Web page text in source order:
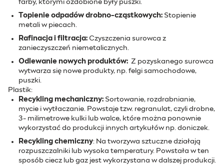
farby, którymi ozdobione były puszki.
Topienie odpadów drobno-cząstkowych: Stopienie
metali w piecach.
Rafinacja i filtracja: Czyszczenia surowca z
zanieczyszczeń niemetalicznych.
Odlewanie nowych produktów: Z pozyskanego surowca
wytwarza się nowe produkty, np. felgi samochodowe,
puszki.
Plastik:
Recykling mechaniczny: Sortowanie, rozdrabnianie,
mycie i wytłaczanie. Powstaje tzw. regranulat, czyli drobne,
3- milimetrowe kulki lub walce, które można ponownie
wykorzystać do produkcji innych artykułów np. doniczek.
Recykling chemiczny: Na tworzywa sztuczne działają
rozpuszczalniki lub wysoka temperatury. Powstała w ten
sposób ciecz lub gaz jest wykorzystana w dalszej produkcji.